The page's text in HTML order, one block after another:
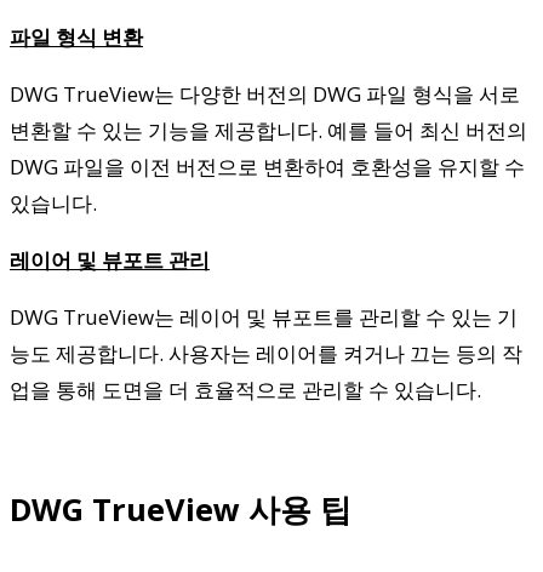
파일 형식 변환
DWG TrueView는 다양한 버전의 DWG 파일 형식을 서로
변환할 수 있는 기능을 제공합니다. 예를 들어 최신 버전의
DWG 파일을 이전 버전으로 변환하여 호환성을 유지할 수
있습니다.
레이어 및 뷰포트 관리
DWG TrueView는 레이어 및 뷰포트를 관리할 수 있는 기
능도 제공합니다. 사용자는 레이어를 켜거나 끄는 등의 작
업을 통해 도면을 더 효율적으로 관리할 수 있습니다.
DWG TrueView 사용 팁